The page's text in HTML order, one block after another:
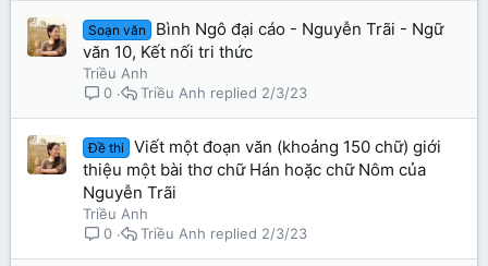
Soạn văn
Bình Ngô đại cáo - Nguyễn Trãi - Ngữ
văn 10, Kết nối tri thức
Triều Anh
0
2/3/23
Triều Anh
Đề thi
Viết một đoạn văn (khoảng 150 chữ) giới
thiệu một bài thơ chữ Hán hoặc chữ Nôm của
Nguyễn Trãi
Triều Anh
0
2/3/23
Triều Anh